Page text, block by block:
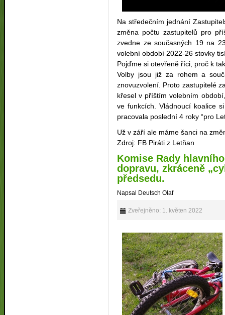
Na středečním jednání
změna počtu zastupitelů pro
zvedne ze současných 19 na
volební období 2022-26 stovky
Pojďme si otevřeně říci, proč k
Volby jsou již za rohem a
znovuzvolení. Proto zastupitelé
křesel v příštím volebním
ve funkcích. Vládnoucí koalice
pracovala poslední 4 roky “pro
Už v září ale máme šanci na
Zdroj: FB Piráti z Letňan
Komise Rady
dopravu, zkráceně
předsedu.
Napsal Deutsch Olaf
Zveřejněno: 1. květen 2022